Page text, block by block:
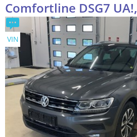
Comfortline DSG7 UA!,
VIN